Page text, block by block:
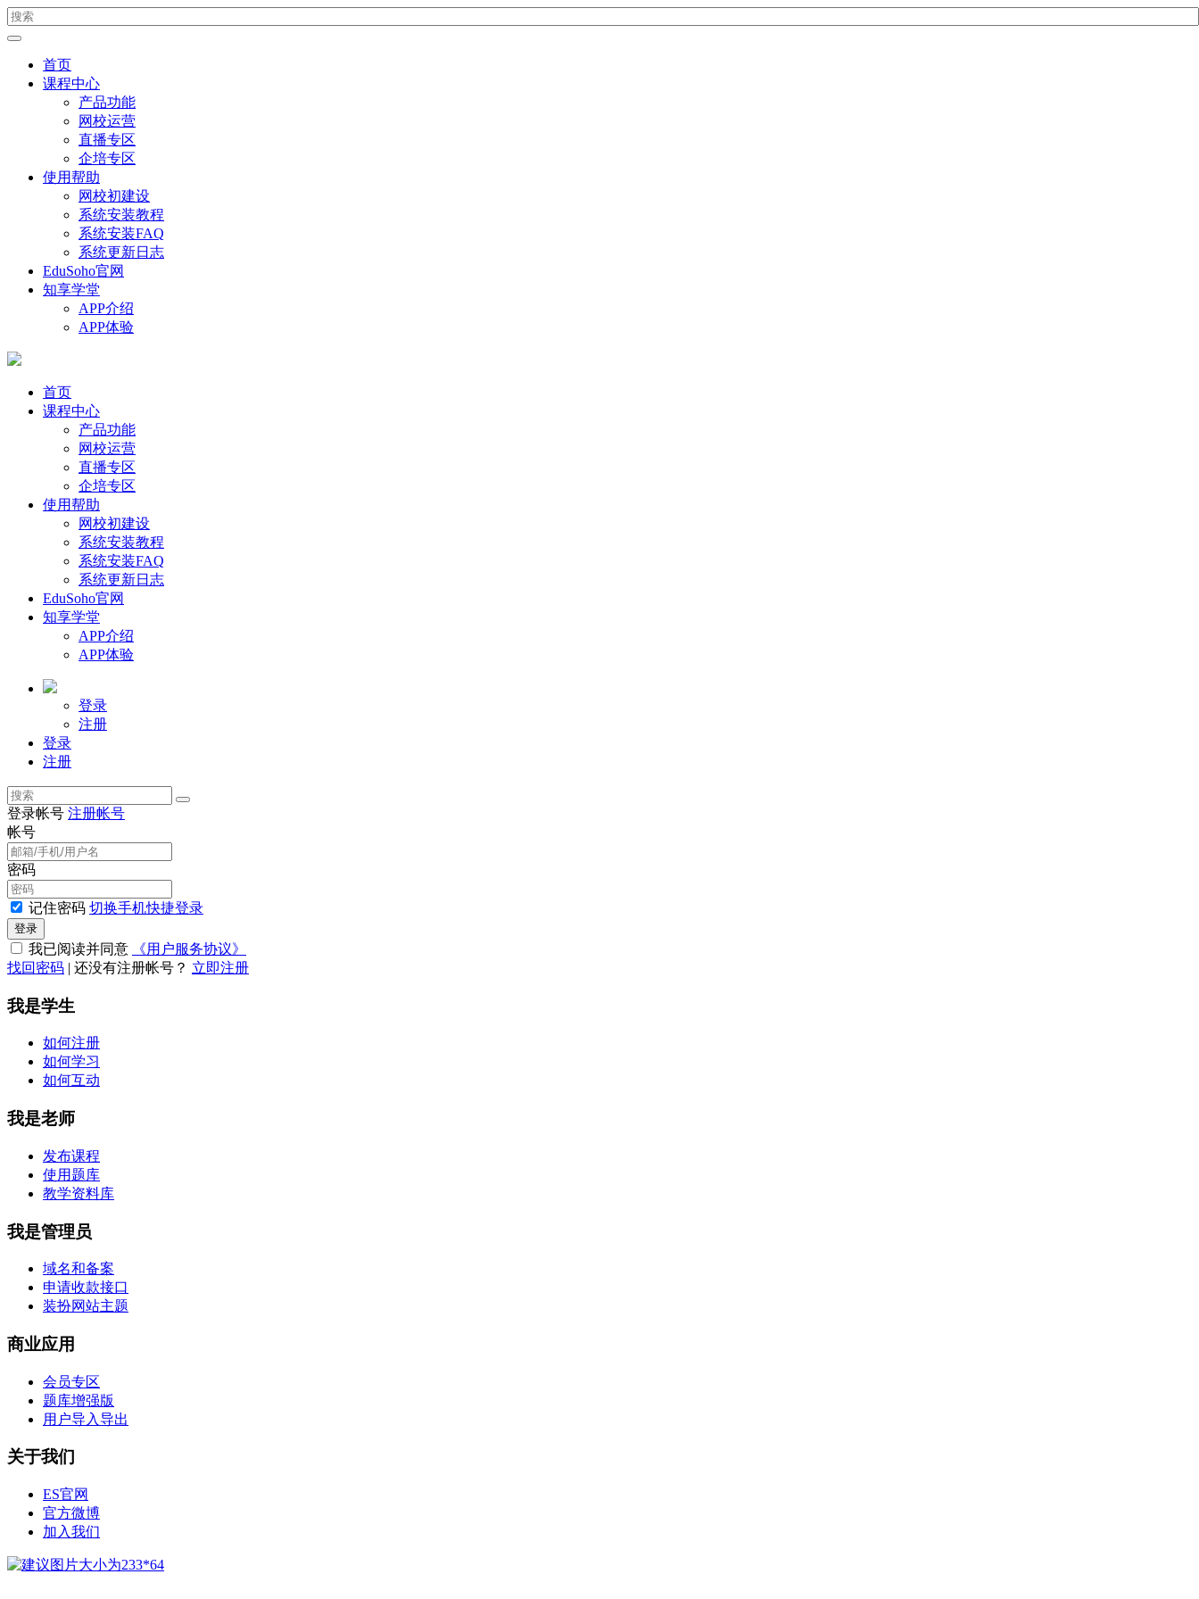
首页
课程中心
产品功能
网校运营
直播专区
企培专区
使用帮助
网校初建设
系统安装教程
系统安装FAQ
系统更新日志
EduSoho官网
知享学堂
APP介绍
APP体验
首页
课程中心
产品功能
网校运营
直播专区
企培专区
使用帮助
网校初建设
系统安装教程
系统安装FAQ
系统更新日志
EduSoho官网
知享学堂
APP介绍
APP体验
登录
注册
登录
注册
登录帐号 注册帐号
帐号
密码
记住密码 切换手机快捷登录
登录
我已阅读并同意
《用户服务协议》
找回密码 | 还没有注册帐号？ 立即注册
我是学生
如何注册
如何学习
如何互动
我是老师
发布课程
使用题库
教学资料库
我是管理员
域名和备案
申请收款接口
装扮网站主题
商业应用
会员专区
题库增强版
用户导入导出
关于我们
ES官网
官方微博
加入我们